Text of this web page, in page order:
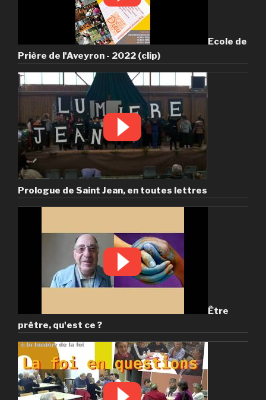
Ecole de
Prière de l'Aveyron - 2022 (clip)
Prologue de Saint Jean, en toutes lettres
Être
prêtre, qu'est ce ?